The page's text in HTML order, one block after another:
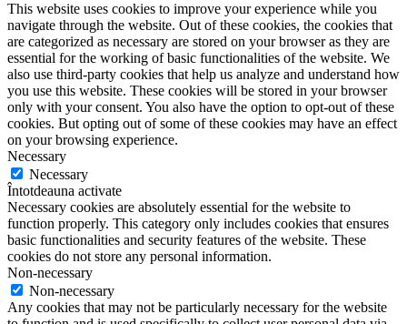
This website uses cookies to improve your experience while you
navigate through the website. Out of these cookies, the cookies that
are categorized as necessary are stored on your browser as they are
essential for the working of basic functionalities of the website. We
also use third-party cookies that help us analyze and understand how
you use this website. These cookies will be stored in your browser
only with your consent. You also have the option to opt-out of these
cookies. But opting out of some of these cookies may have an effect
on your browsing experience.
Necessary
Necessary
Întotdeauna activate
Necessary cookies are absolutely essential for the website to
function properly. This category only includes cookies that ensures
basic functionalities and security features of the website. These
cookies do not store any personal information.
Non-necessary
Non-necessary
Any cookies that may not be particularly necessary for the website